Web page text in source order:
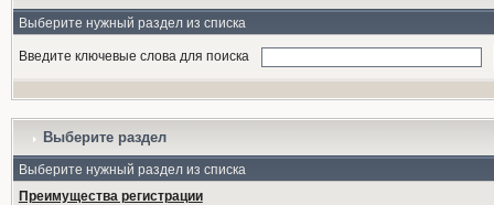
Выберите нужный раздел из списка
Введите ключевые слова для поиска
Выберите раздел
Выберите нужный раздел из списка
Преимущества регистрации